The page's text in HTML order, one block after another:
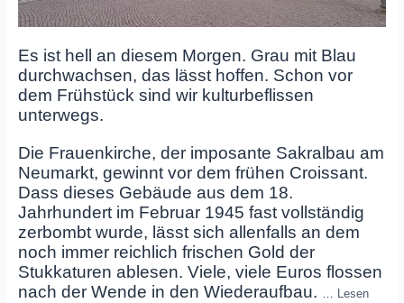
Es ist hell an diesem Morgen. Grau mit Blau
durchwachsen, das lässt hoffen. Schon vor
dem Frühstück sind wir kulturbeflissen
unterwegs.
Die Frauenkirche, der imposante Sakralbau am
Neumarkt, gewinnt vor dem frühen Croissant.
Dass dieses Gebäude aus dem 18.
Jahrhundert im Februar 1945 fast vollständig
zerbombt wurde, lässt sich allenfalls an dem
noch immer reichlich frischen Gold der
Stukkaturen ablesen. Viele, viele Euros flossen
nach der Wende in den Wiederaufbau. … Lesen